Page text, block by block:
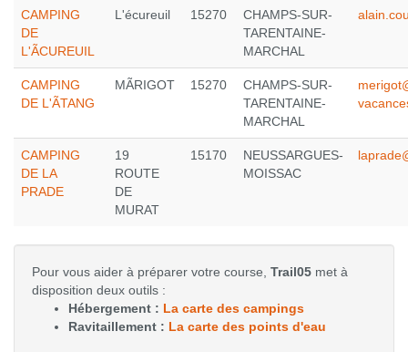
CAMPING
DE
L'ÃCUREUIL
L'écureuil 15270
CHAMPS-SUR-
TARENTAINE-
MARCHAL
CAMPING
DE L'ÃTANG
MÃRIGOT 15270
CHAMPS-SUR-
TARENTAINE-
MARCHAL
CAMPING
DE LA
PRADE
19
ROUTE
DE
MURAT
15170
NEUSSARGUES-
MOISSAC
Pour vous aider à préparer votre course, Trail05 met à
disposition deux outils :
Hébergement : La carte des campings
Ravitaillement : La carte des points d'eau